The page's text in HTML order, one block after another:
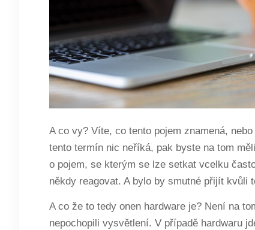
A co vy? Víte, co tento pojem znamená,
tento termín nic neříká, pak byste na tom
o pojem, se kterým se lze setkat vcelku
někdy reagovat. A bylo by smutné přijít kvůli
A co že to tedy onen hardware je? Není na
nepochopili vysvětlení. V případě hardwaru